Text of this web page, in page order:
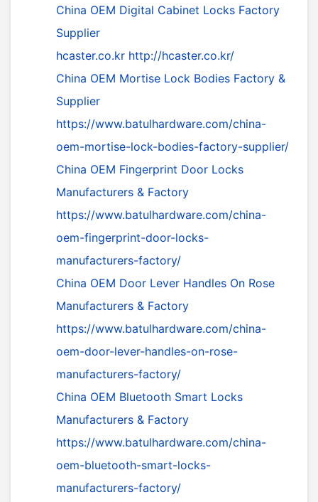
China OEM Digital Cabinet Locks Factory
Supplier
hcaster.co.kr http://hcaster.co.kr/
China OEM Mortise Lock Bodies Factory &
Supplier
https://www.batulhardware.com/china-
oem-mortise-lock-bodies-factory-supplier/
China OEM Fingerprint Door Locks
Manufacturers & Factory
https://www.batulhardware.com/china-
oem-fingerprint-door-locks-
manufacturers-factory/
China OEM Door Lever Handles On Rose
Manufacturers & Factory
https://www.batulhardware.com/china-
oem-door-lever-handles-on-rose-
manufacturers-factory/
China OEM Bluetooth Smart Locks
Manufacturers & Factory
https://www.batulhardware.com/china-
oem-bluetooth-smart-locks-
manufacturers-factory/